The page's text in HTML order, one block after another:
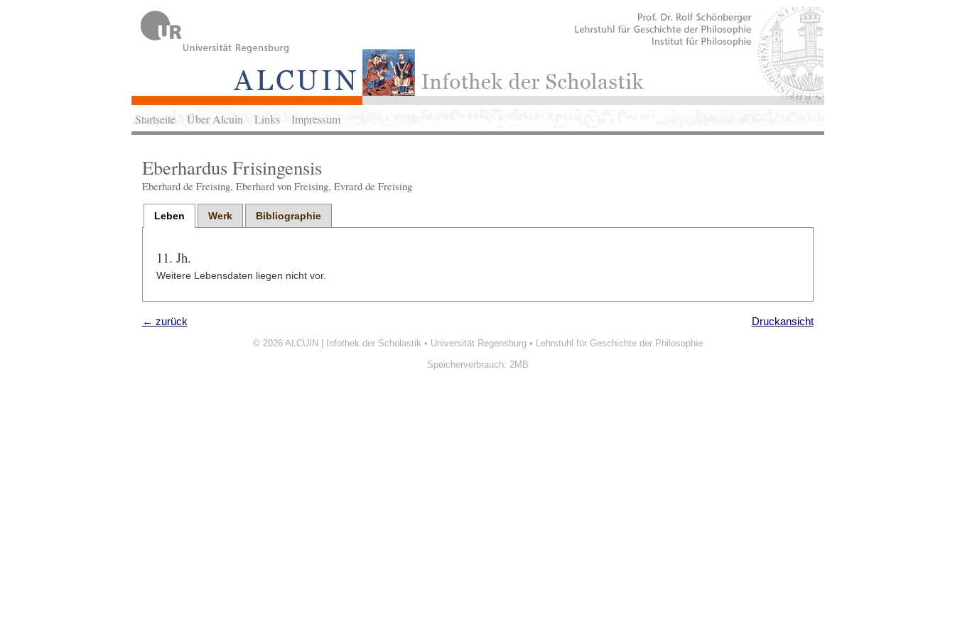
Startseite Über Alcuin Links Impressum
Eberhardus Frisingensis
Eberhard de Freising, Eberhard von Freising, Evrard de Freising
Leben Werk Bibliographie
11. Jh.
Weitere Lebensdaten liegen nicht vor.
← zurück Druckansicht
© 2026 ALCUIN | Infothek der Scholastik • Universität Regensburg• Lehrstuhl für Geschichte der Philosophie
Speicherverbrauch: 2MB